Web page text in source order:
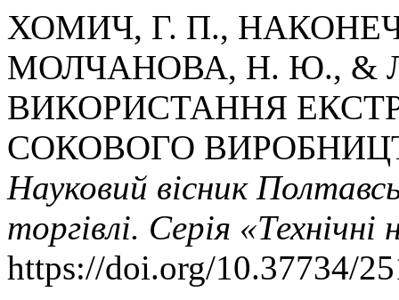
ХОМИЧ, Г. П.,
МОЛЧАНОВА, Н. Ю., &
ВИКОРИСТАННЯ
СОКОВОГО
Науковий вісник
торгівлі. Серія «Технічні
https://doi.org/10.37734/